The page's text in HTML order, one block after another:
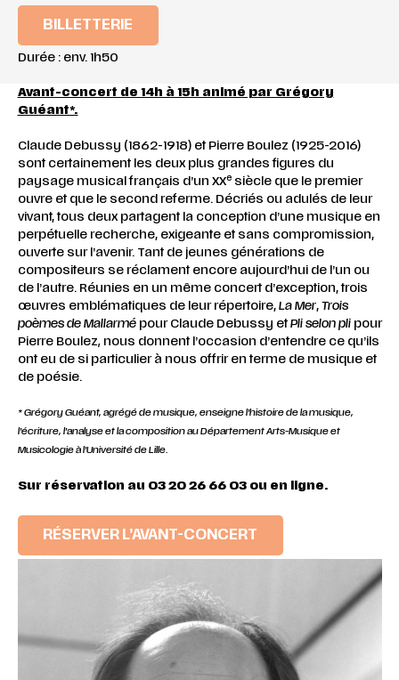
BILLETTERIE
Durée : env. 1h50
Avant-concert de 14h à 15h animé par Grégory
Guéant*.
Claude Debussy (1862-1918) et Pierre Boulez (1925-2016)
sont certainement les deux plus grandes figures du
paysage musical français d’un XXesiècle que le premier
ouvre et que le second referme. Décriés ou adulés de leur
vivant, tous deux partagent la conception d’une musique en
perpétuelle recherche, exigeante et sans compromission,
ouverte sur l’avenir. Tant de jeunes générations de
compositeurs se réclament encore aujourd’hui de l’un ou
de l’autre. Réunies en un même concert d’exception, trois
œuvres emblématiques de leur répertoire,La Mer,Trois
poèmes de Mallarmé pour Claude Debussy etPli selon plipour
Pierre Boulez, nous donnent l’occasion d’entendre ce qu’ils
ont eu de si particulier à nous offrir en terme de musique et
de poésie.
* Grégory Guéant, agrégé de musique, enseigne l’histoire de la musique,
l’écriture, l’analyse et la composition au Département Arts-Musique et
Musicologie à l’Université de Lille.
Sur réservation au 03 20 26 66 03 ou en ligne.
RÉSERVER L’AVANT-CONCERT